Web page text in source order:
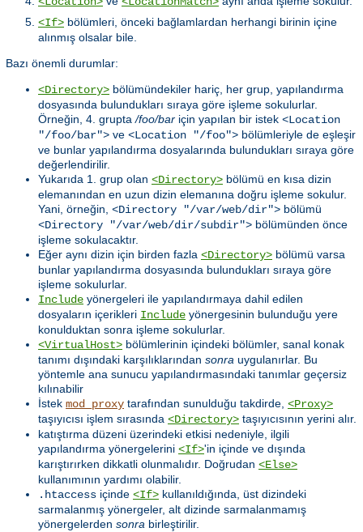
<If> bölümleri, önceki bağlamlardan herhangi birinin içine
alınmış olsalar bile.
Bazı önemli durumlar:
<Directory> bölümündekiler hariç, her grup, yapılandırma
dosyasında bulundukları sıraya göre işleme sokulurlar.
Örneğin, 4. grupta/foo/bar için yapılan bir istek <Location
"/foo/bar"> ve <Location "/foo"> bölümleriyle de eşleşir
ve bunlar yapılandırma dosyalarında bulundukları sıraya göre
değerlendirilir.
Yukarıda 1. grup olan <Directory> bölümü en kısa dizin
elemanından en uzun dizin elemanına doğru işleme sokulur.
Yani, örneğin, <Directory "/var/web/dir"> bölümü
<Directory "/var/web/dir/subdir"> bölümünden önce
işleme sokulacaktır.
Eğer aynı dizin için birden fazla <Directory> bölümü varsa
bunlar yapılandırma dosyasında bulundukları sıraya göre
işleme sokulurlar.
Include yönergeleri ile yapılandırmaya dahil edilen
dosyaların içerikleri Include yönergesinin bulunduğu yere
konulduktan sonra işleme sokulurlar.
<VirtualHost> bölümlerinin içindeki bölümler, sanal konak
tanımı dışındaki karşılıklarından sonra uygulanırlar. Bu
yöntemle ana sunucu yapılandırmasındaki tanımlar geçersiz
kılınabilir
İstek mod_proxy tarafından sunulduğu takdirde, <Proxy>
taşıyıcısı işlem sırasında <Directory> taşıyıcısının yerini alır.
katıştırma düzeni üzerindeki etkisi nedeniyle, ilgili
yapılandırma yönergelerini <If>'in içinde ve dışında
karıştırırken dikkatli olunmalıdır. Doğrudan <Else>
kullanımının yardımı olabilir.
.htaccess içinde <If> kullanıldığında, üst dizindeki
sarmalanmış yönergeler, alt dizinde sarmalanmamış
yönergelerden sonra birleştirilir.